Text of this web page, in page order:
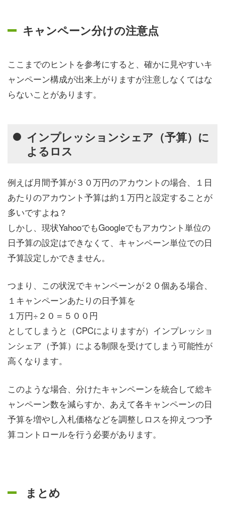
キャンペーン分けの注意点
ここまでのヒントを参考にすると、確かに見やすいキ
ャンペーン構成が出来上がりますが注意しなくてはな
らないことがあります。
インプレッションシェア（予算）に
よるロス
例えば月間予算が３０万円のアカウントの場合、１日
あたりのアカウント予算は約１万円と設定することが
多いですよね？
しかし、現状YahooでもGoogleでもアカウント単位の
日予算の設定はできなくて、キャンペーン単位での日
予算設定しかできません。
つまり、この状況でキャンペーンが２０個ある場合、
１キャンペーンあたりの日予算を
１万円÷２０＝５００円
としてしまうと（CPCによりますが）インプレッショ
ンシェア（予算）による制限を受けてしまう可能性が
高くなります。
このような場合、分けたキャンペーンを統合して総キ
ャンペーン数を減らすか、あえて各キャンペーンの日
予算を増やし入札価格などを調整しロスを抑えつつ予
算コントロールを行う必要があります。
まとめ